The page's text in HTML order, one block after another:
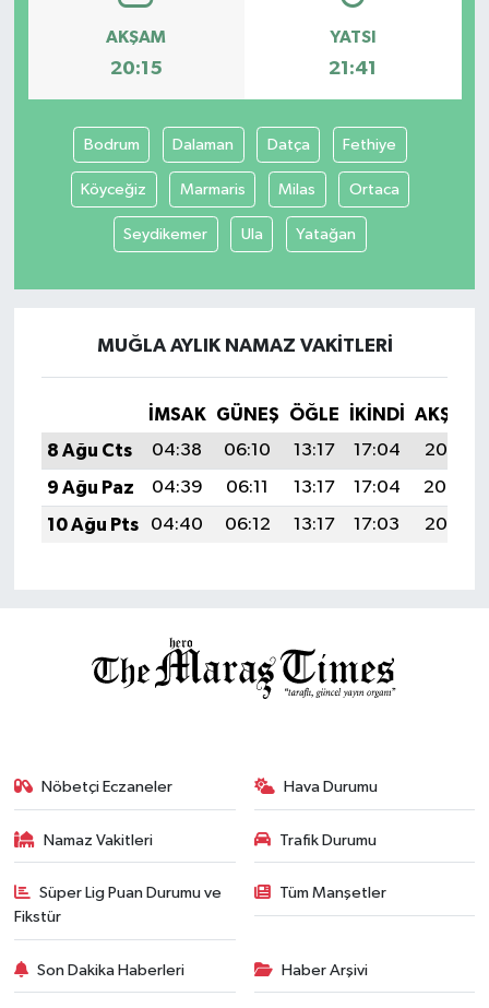
AKŞAM
20:15
YATSI
21:41
Bodrum Dalaman Datça Fethiye
Köyceğiz Marmaris Milas Ortaca
Seydikemer Ula Yatağan
MUĞLA AYLIK NAMAZ VAKITLERI
İMSAK GÜNEŞ ÖĞLE İKINDI
AKŞAM
8 Ağu Cts
04:38 06:10 13:17 17:04
20:15
9 Ağu Paz
04:39 06:11 13:17 17:04
20:14
10 Ağu Pts
04:40 06:12 13:17 17:03 20:13
Nöbetçi Eczaneler Hava Durumu
Namaz Vakitleri Trafik Durumu
Süper Lig Puan Durumu ve
Fikstür
Tüm Manşetler
Son Dakika Haberleri Haber Arşivi